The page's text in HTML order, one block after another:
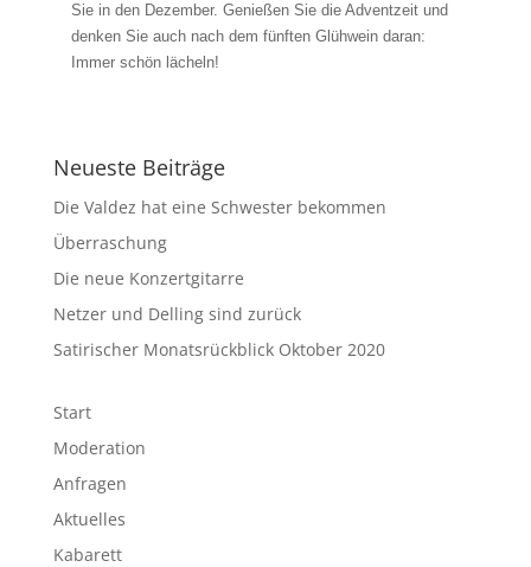
Sie in den Dezember. Genießen Sie die Adventzeit und
denken Sie auch nach dem fünften Glühwein daran:
Immer schön lächeln!
Neueste Beiträge
Die Valdez hat eine Schwester bekommen
Überraschung
Die neue Konzertgitarre
Netzer und Delling sind zurück
Satirischer Monatsrückblick Oktober 2020
Start
Moderation
Anfragen
Aktuelles
Kabarett